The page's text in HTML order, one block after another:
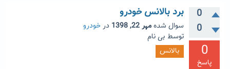
0
0
0
پاسخ
برد بالانس خودرو
سوال شدهمهر 22, 1398 درخودرو
توسط بی نام
بالانس